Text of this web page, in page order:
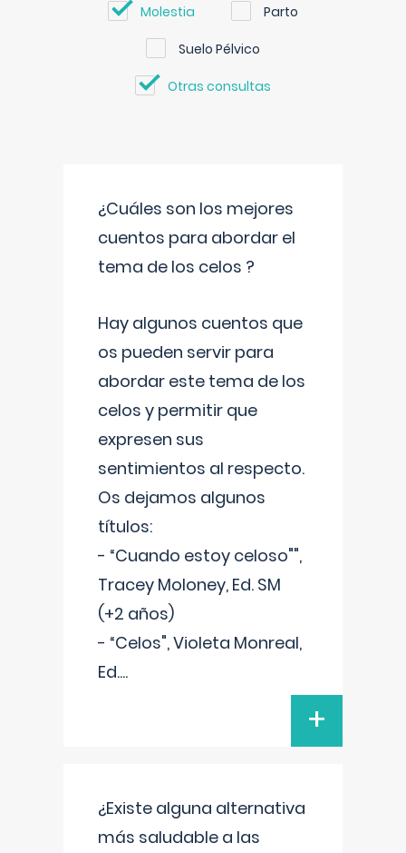
Molestia Parto
Suelo Pélvico
Otras consultas
¿Cuáles son los mejores
cuentos para abordar el
tema de los celos ?
Hay algunos cuentos que
os pueden servir para
abordar este tema de los
celos y permitir que
expresen sus
sentimientos al respecto.
Os dejamos algunos
títulos:
- “Cuando estoy celoso"",
Tracey Moloney, Ed. SM
(+2 años)
- “Celos", Violeta Monreal,
Ed....
+
¿Existe alguna alternativa
más saludable a las